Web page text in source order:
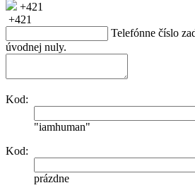
+421
+421
Telefónne číslo
úvodnej nuly.
Kod:
"iamhuman"
Kod:
prázdne